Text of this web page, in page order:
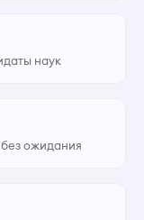
наук
ожидания